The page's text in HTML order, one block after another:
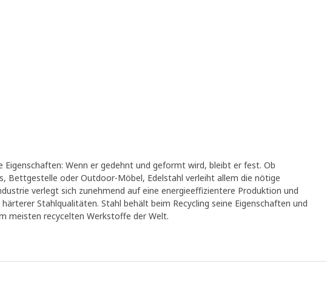
Eigenschaften: Wenn er gedehnt und geformt wird, bleibt er fest. Ob
Bettgestelle oder Outdoor-Möbel, Edelstahl verleiht allem die nötige
verlegt sich zunehmend auf eine energieeffizientere Produktion und
Stahlqualitäten. Stahl behält beim Recycling seine Eigenschaften und
meisten recycelten Werkstoffe der Welt.